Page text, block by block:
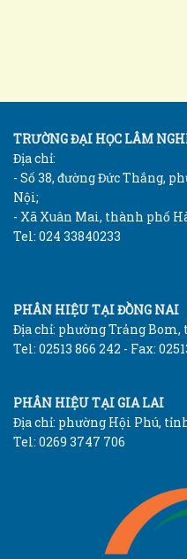
TRƯỜNG ĐẠI HỌC LÂM
Địa chỉ:
- Số 38, đường Đức Thắng,
Nội;
- Xã Xuân Mai, thành phố
Tel: 024 33840233
PHÂN HIỆU TẠI ĐỒNG NAI
Địa chỉ: phường Trảng
Tel: 02513 866 242 - Fax:
PHÂN HIỆU TẠI GIA LAI
Địa chỉ: phường Hội Phú,
Tel: 0269 3747 706